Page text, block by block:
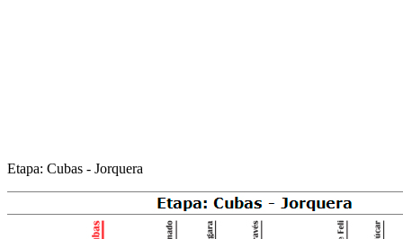
Etapa: Cubas - Jorquera